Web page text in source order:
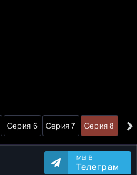
Серия 6 Серия 7 Серия 8 ›
МЫ В
Телеграм